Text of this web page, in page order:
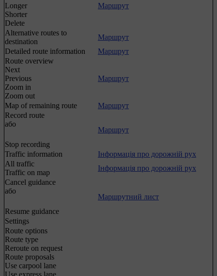
Longer
Shorter
Delete
Маршрут
Alternative routes to
destination
Маршрут
Detailed route information
Маршрут
Route overview
Next
Previous
Zoom in
Zoom out
Маршрут
Map of remaining route
Маршрут
Record route
або
Stop recording
Маршрут
Traffic information
Інформація про дорожній рух
All traffic
Traffic on map
Інформація про дорожній рух
Cancel guidance
або
Resume guidance
Маршрутний лист
Settings
Route options
Route type
Reroute on request
Route proposals
Use carpool lane
Use express lane